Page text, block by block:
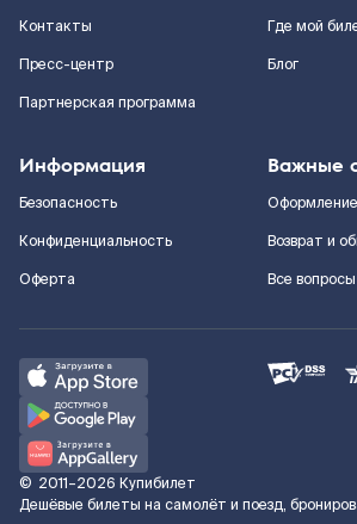
Контакты
Пресс-центр
Партнерская программа
Где мой
Блог
Информация
Безопасность
Конфиденциальность
Оферта
Важные
Возврат и
Все
© 2011–2026 Купибилет
Дешёвые билеты на самолёт и поезд,